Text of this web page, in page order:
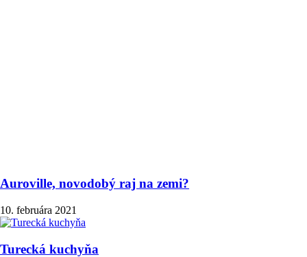
Auroville, novodobý raj na zemi?
10. februára 2021
Turecká kuchyňa